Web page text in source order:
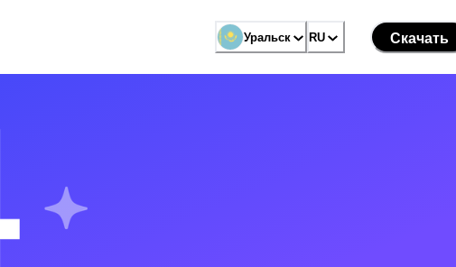
Уральск RU Скачать